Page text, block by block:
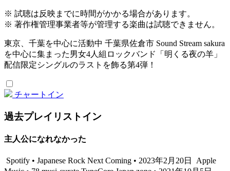
※ 試聴は反映までに時間がかかる場合があります。
※ 著作権管理事業者等が管理する楽曲は試聴できません。
東京、千葉を中心に活動中 千葉県佐倉市 Sound Stream sakura
を中心に集まった男女4人組ロックバンド「明くる夜の羊」
配信限定シングルのラストを飾る第4弾！
チャートイン
過去プレイリストイン
主人公になれなかった
Spotify • Japanese Rock Next Coming • 2023年2月20日
Apple